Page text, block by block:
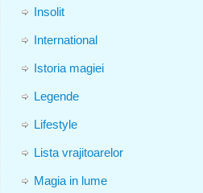
Insolit
International
Istoria magiei
Legende
Lifestyle
Lista vrajitoarelor
Magia in lume